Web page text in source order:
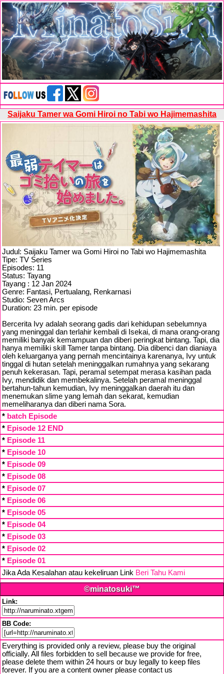
Saijaku Tamer wa Gomi Hiroi no Tabi wo Hajimemashita
Judul: Saijaku Tamer wa Gomi Hiroi no Tabi wo Hajimemashita
Tipe: TV Series
Episodes: 11
Status: Tayang
Tayang : 12 Jan 2024
Genre: Fantasi, Pertualang, Renkarnasi
Studio: Seven Arcs
Duration: 23 min. per episode
Bercerita Ivy adalah seorang gadis dari kehidupan sebelumnya
yang meninggal dan terlahir kembali di Isekai, di mana orang-orang
memiliki banyak kemampuan dan diberi peringkat bintang. Tapi, dia
hanya memiliki skill Tamer tanpa bintang. Dia dibenci dan dianiaya
oleh keluarganya yang pernah mencintainya karenanya, Ivy untuk
tinggal di hutan setelah meninggalkan rumahnya yang sekarang
penuh kekerasan. Tapi, peramal setempat merasa kasihan pada
Ivy, mendidik dan membekalinya. Setelah peramal meninggal
bertahun-tahun kemudian, Ivy meninggalkan daerah itu dan
menemukan slime yang lemah dan sekarat, kemudian
memeliharanya dan diberi nama Sora.
* batch Episode
* Episode 12 END
* Episode 11
* Episode 10
* Episode 09
* Episode 08
* Episode 07
* Episode 06
* Episode 05
* Episode 04
* Episode 03
* Episode 02
* Episode 01
Jika Ada Kesalahan atau kekeliruan Link Beri Tahu Kami
©minatosuki™
Link:
BB Code:
Everything is provided only a review, please buy the original
officially. All files forbidden to sell because we provide for free,
please delete them within 24 hours or buy legally to keep files
forever. If you are a content owner please contact us